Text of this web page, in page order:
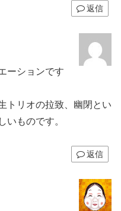
返信
ーションです
トリオの拉致、幽閉とい
いものです。
返信